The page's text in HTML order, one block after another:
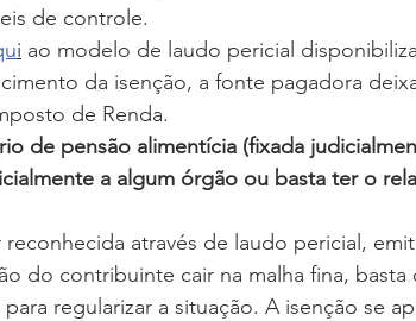
de controle.
i ao modelo de laudo pericial
da isenção, a fonte pagadora
de Renda.
de pensão alimentícia (fixada
a algum órgão ou basta ter o
reconhecida através de laudo pericial,
do contribuinte cair na malha fina,
regularizar a situação. A isenção se